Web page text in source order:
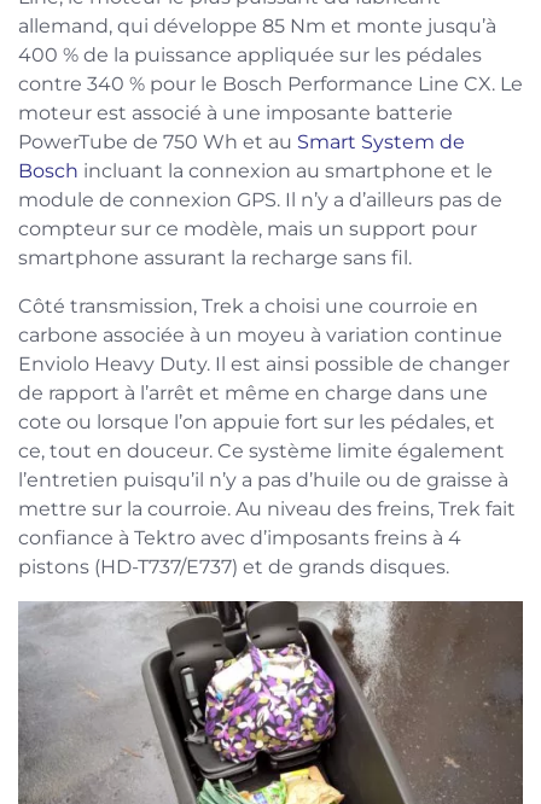
allemand, qui développe 85 Nm et monte jusqu’à
400 % de la puissance appliquée sur les pédales
contre 340 % pour le Bosch Performance Line CX. Le
moteur est associé à une imposante batterie
PowerTube de 750 Wh et au Smart System de
Bosch incluant la connexion au smartphone et le
module de connexion GPS. Il n’y a d’ailleurs pas de
compteur sur ce modèle, mais un support pour
smartphone assurant la recharge sans fil.
Côté transmission, Trek a choisi une courroie en
carbone associée à un moyeu à variation continue
Enviolo Heavy Duty. Il est ainsi possible de changer
de rapport à l’arrêt et même en charge dans une
cote ou lorsque l’on appuie fort sur les pédales, et
ce, tout en douceur. Ce système limite également
l’entretien puisqu’il n’y a pas d’huile ou de graisse à
mettre sur la courroie. Au niveau des freins, Trek fait
confiance à Tektro avec d’imposants freins à 4
pistons (HD-T737/E737) et de grands disques.